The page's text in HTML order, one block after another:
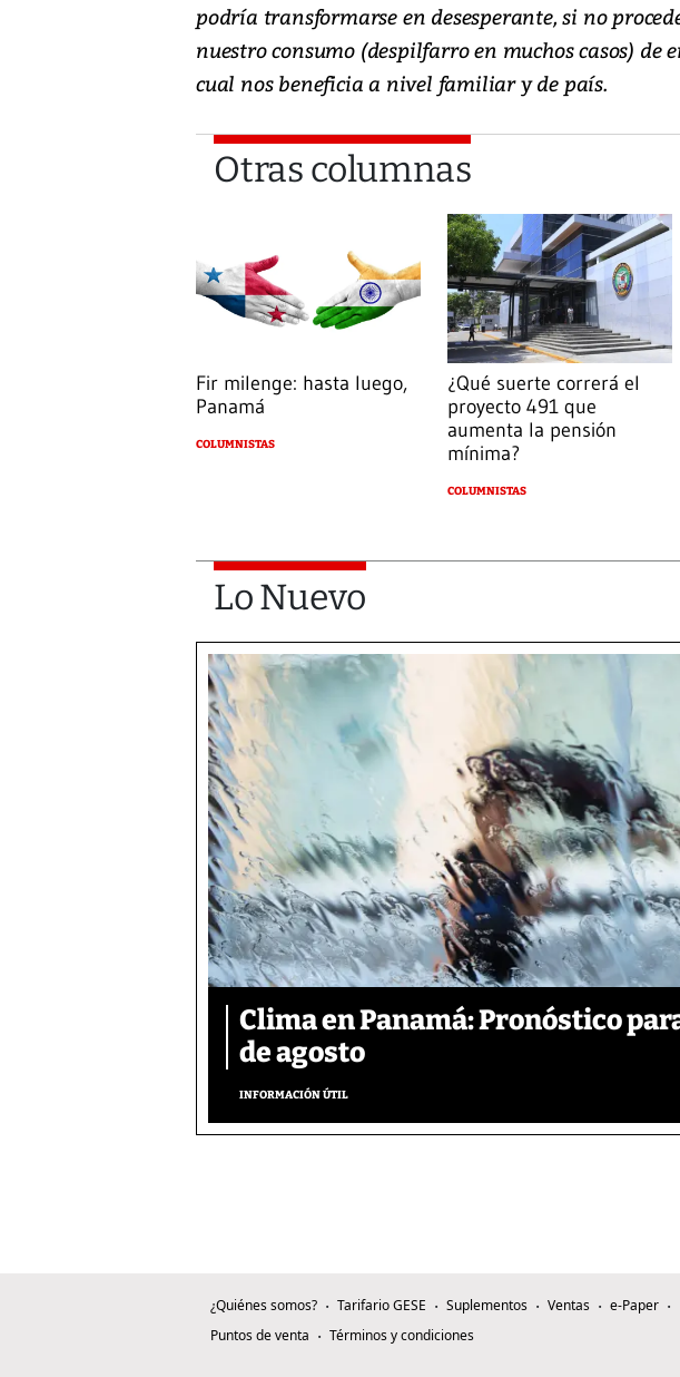
podría transformarse en desesperante, si no
nuestro consumo (despilfarro en muchos casos) de
cual nos beneficia a nivel familiar y de país.
Otras columnas
Fir milenge: hasta luego,
Panamá
COLUMNISTAS
¿Qué suerte correrá el
proyecto 491 que
aumenta la pensión
mínima?
COLUMNISTAS
Lo Nuevo
Clima en Panamá: Pronóstico
de agosto
INFORMACIÓN ÚTIL
¿Quiénes somos? Tarifario GESE Suplementos Ventas
e-Paper
Puntos de venta
Términos y condiciones